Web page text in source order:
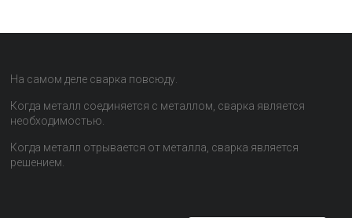
На самом деле сварка повсюду.
Когда металл соединяется с металлом, сварка является
необходимостью.
Когда металл отрывается от металла, сварка является
решением.